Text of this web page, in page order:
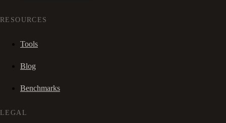
RESOURCES
Tools
Blog
Benchmarks
LEGAL